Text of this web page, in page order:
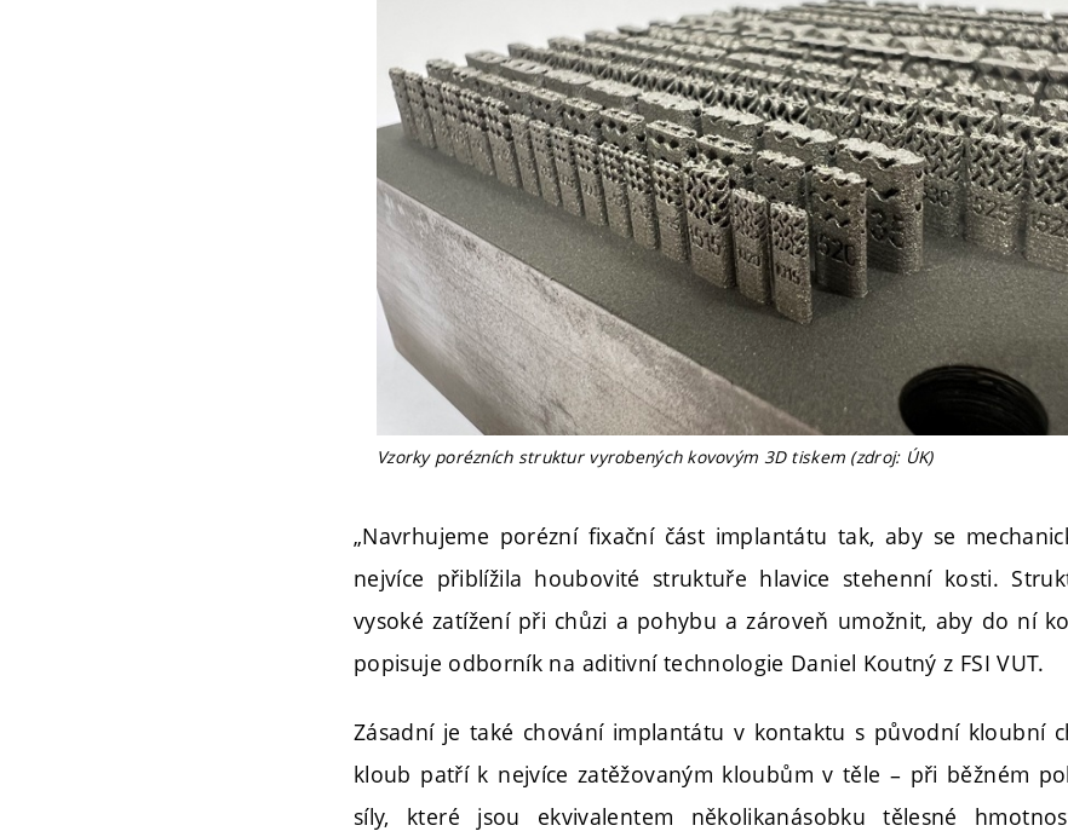
Vzorky porézních struktur vyrobených kovovým 3D tiskem (zdroj: ÚK)
„Navrhujeme porézní fixační část implantátu tak, aby se
nejvíce přiblížila houbovité struktuře hlavice stehenní kosti.
vysoké zatížení při chůzi a pohybu a zároveň umožnit, aby do ní
popisuje odborník na aditivní technologie Daniel Koutný z FSI VUT.
Zásadní je také chování implantátu v kontaktu s původní kloubní
kloub patří k nejvíce zatěžovaným kloubům v těle – při běžném
síly, které jsou ekvivalentem několikanásobku tělesné